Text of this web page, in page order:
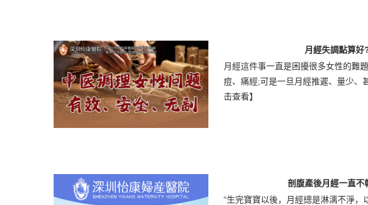
月經失調點算好
月經這件事一直是困擾很多女性的難
痘、痛經;可是一旦月經推遲、量少、
击查看】
剖腹產後月經一直不
“生完寶寶以後，月經總是淋漓不淨